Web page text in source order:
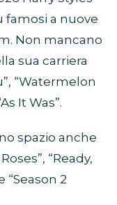
famosi a nuove
Non mancano
sua carriera
“Watermelon
It Was”.
spazio anche
“Ready,
“Season 2